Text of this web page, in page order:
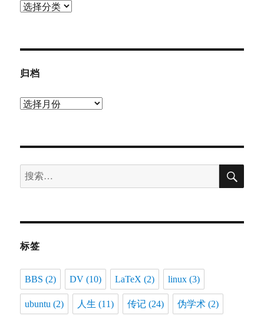
分
归档
归
搜
索：
搜
标签
BBS (2) DV (10) LaTeX (2) linux (3)
ubuntu (2) 人生 (11) 传记 (24) 伪学术 (2)